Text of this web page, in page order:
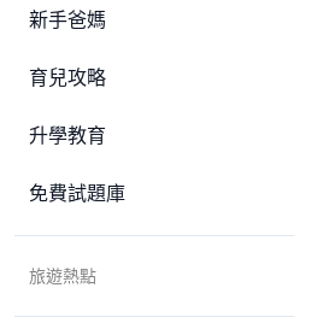
新手爸媽
育兒攻略
升學教育
免費試題庫
旅遊熱點